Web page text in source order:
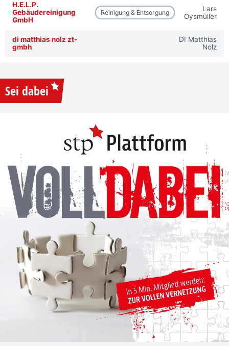
H.E.L.P.
Gebäudereinigung
GmbH
Reinigung & Entsorgung
Lars
Oysmüller
di matthias nolz zt-
gmbh
DI Matthias
Nolz
Sei dabei